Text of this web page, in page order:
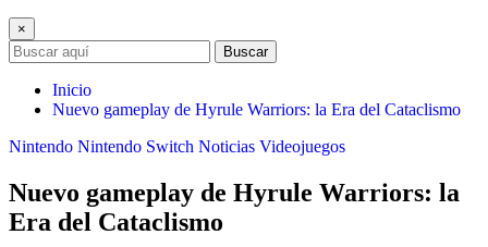
×
Buscar
Inicio
Nuevo gameplay de Hyrule Warriors: la Era del Cataclismo
Nintendo Nintendo Switch Noticias Videojuegos
Nuevo gameplay de Hyrule Warriors: la
Era del Cataclismo